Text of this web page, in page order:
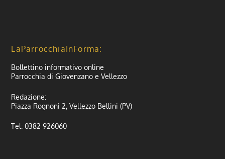
LaParrocchiaInForma:
Bollettino informativo online
Parrocchia di Giovenzano e Vellezzo
Redazione:
Piazza Rognoni 2, Vellezzo Bellini (PV)
Tel: 0382 926060